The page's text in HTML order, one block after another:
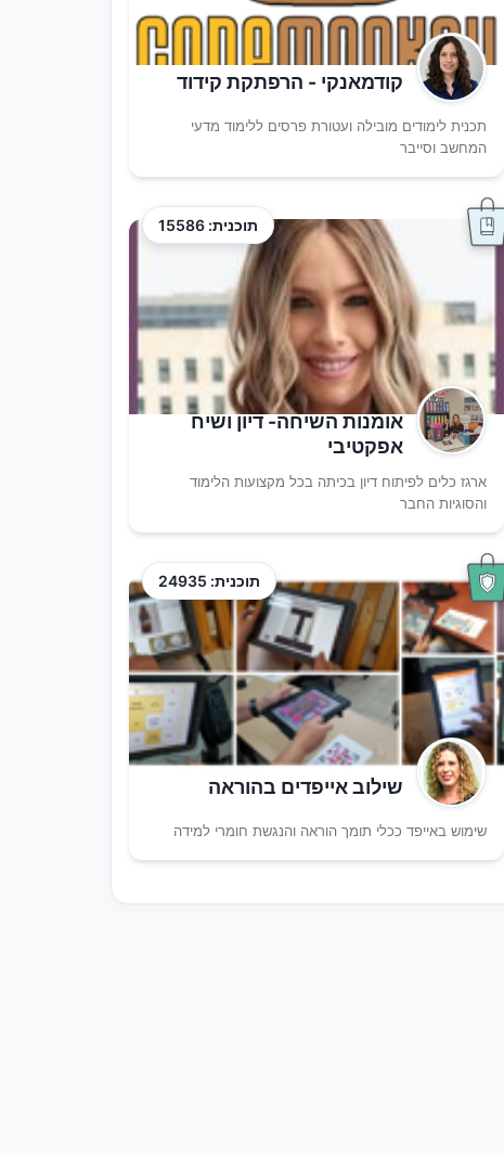
קודמאנקי - הרפתקת קידוד
תכנית לימודים מובילה ועטורת פרסים ללימוד מדעי
המחשב וסייבר
תוכנית: 15586
אומנות השיחה- דיון ושיח
אפקטיבי
ארגז כלים לפיתוח דיון בכיתה בכל מקצועות הלימוד
והסוגיות החבר
תוכנית: 24935
שילוב אייפדים בהוראה
שימוש באייפד ככלי תומך הוראה והנגשת חומרי למידה